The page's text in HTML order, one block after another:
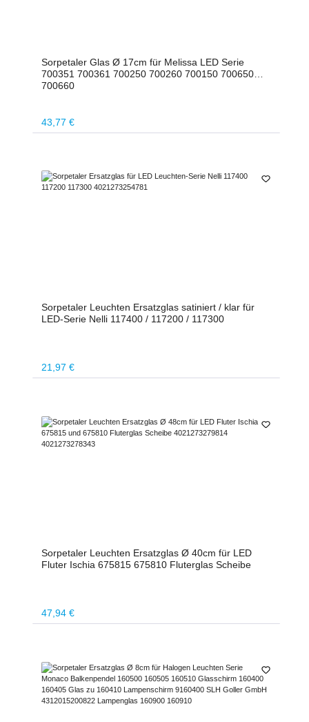
Sorpetaler Glas Ø 17cm für Melissa LED Serie
700351 700361 700250 700260 700150 700650
700660
Regulärer Preis:
43,77 €
Sorpetaler Leuchten Ersatzglas satiniert / klar für
LED-Serie Nelli 117400 / 117200 / 117300
Regulärer Preis:
21,97 €
Sorpetaler Leuchten Ersatzglas Ø 40cm für LED
Fluter Ischia 675815 675810 Fluterglas Scheibe
Regulärer Preis:
47,94 €